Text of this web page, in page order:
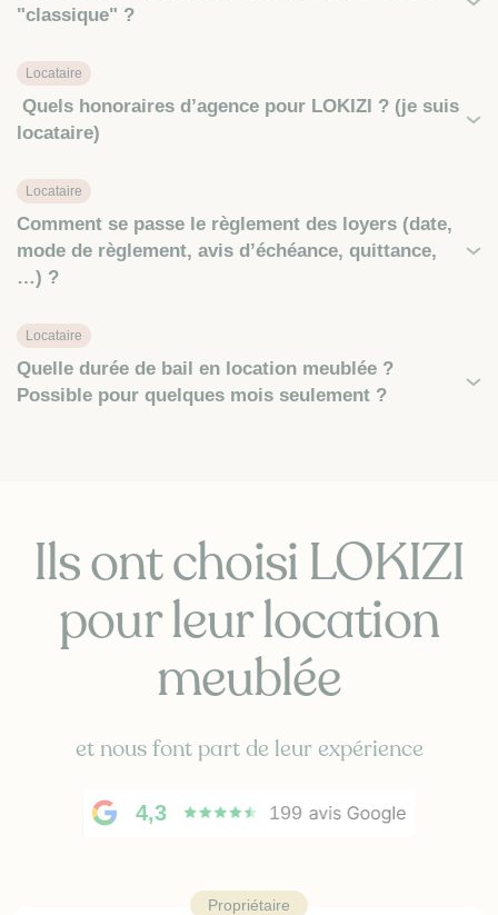
"classique" ?
Locataire
Quels honoraires d’agence pour LOKIZI ? (je suis
locataire)
Locataire
Comment se passe le règlement des loyers (date,
mode de règlement, avis d’échéance, quittance,
…) ?
Locataire
Quelle durée de bail en location meublée ?
Possible pour quelques mois seulement ?
Ils ont choisi LOKIZI
pour leur location
meublée
et nous font part de leur expérience
199
4,3
Propriétaire